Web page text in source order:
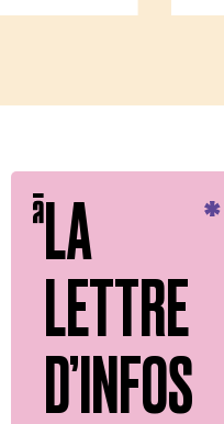
LA
LETTRE
D’INFOS